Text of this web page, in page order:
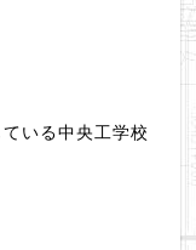
いる中央工学校